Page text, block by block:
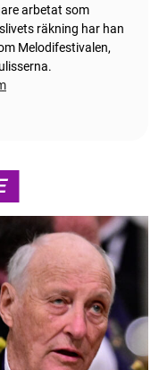
arbetat som
räkning har han
Melodifestivalen,